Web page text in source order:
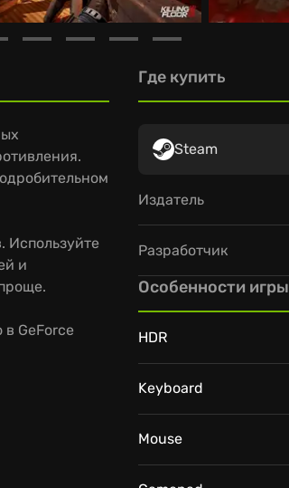
Используйте
и
в GeForce
Где купить
Steam
Издатель
Разработчик
Особенности игры
HDR
Keyboard
Mouse